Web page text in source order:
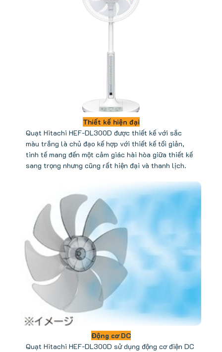
Thiết kế hiện đại
Quạt Hitachi HEF-DL300D được thiết kế với sắc
màu trắng là chủ đạo kế hợp với thiết kế tối giản,
tinh tế mang đến một cảm giác hài hòa giữa thiết kế
sang trọng nhưng cũng rất hiện đại và thanh lịch.
Động cơ DC
Quạt Hitachi HEF-DL300D sử dụng động cơ điện DC